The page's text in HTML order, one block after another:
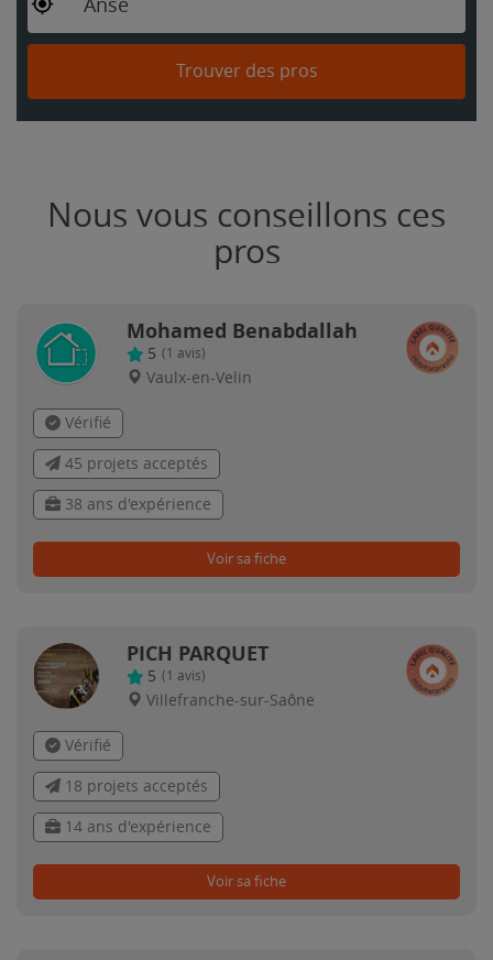
Anse
Trouver des pros
Nous vous conseillons ces
pros
Mohamed Benabdallah
5 (1 avis)
Vaulx-en-Velin
Vérifié
45 projets acceptés
38 ans d'expérience
Voir sa fiche
PICH PARQUET
5 (1 avis)
Villefranche-sur-Saône
Vérifié
18 projets acceptés
14 ans d'expérience
Voir sa fiche